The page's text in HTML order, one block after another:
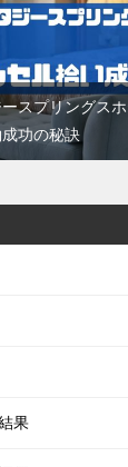
スプリングス
功の秘訣
果